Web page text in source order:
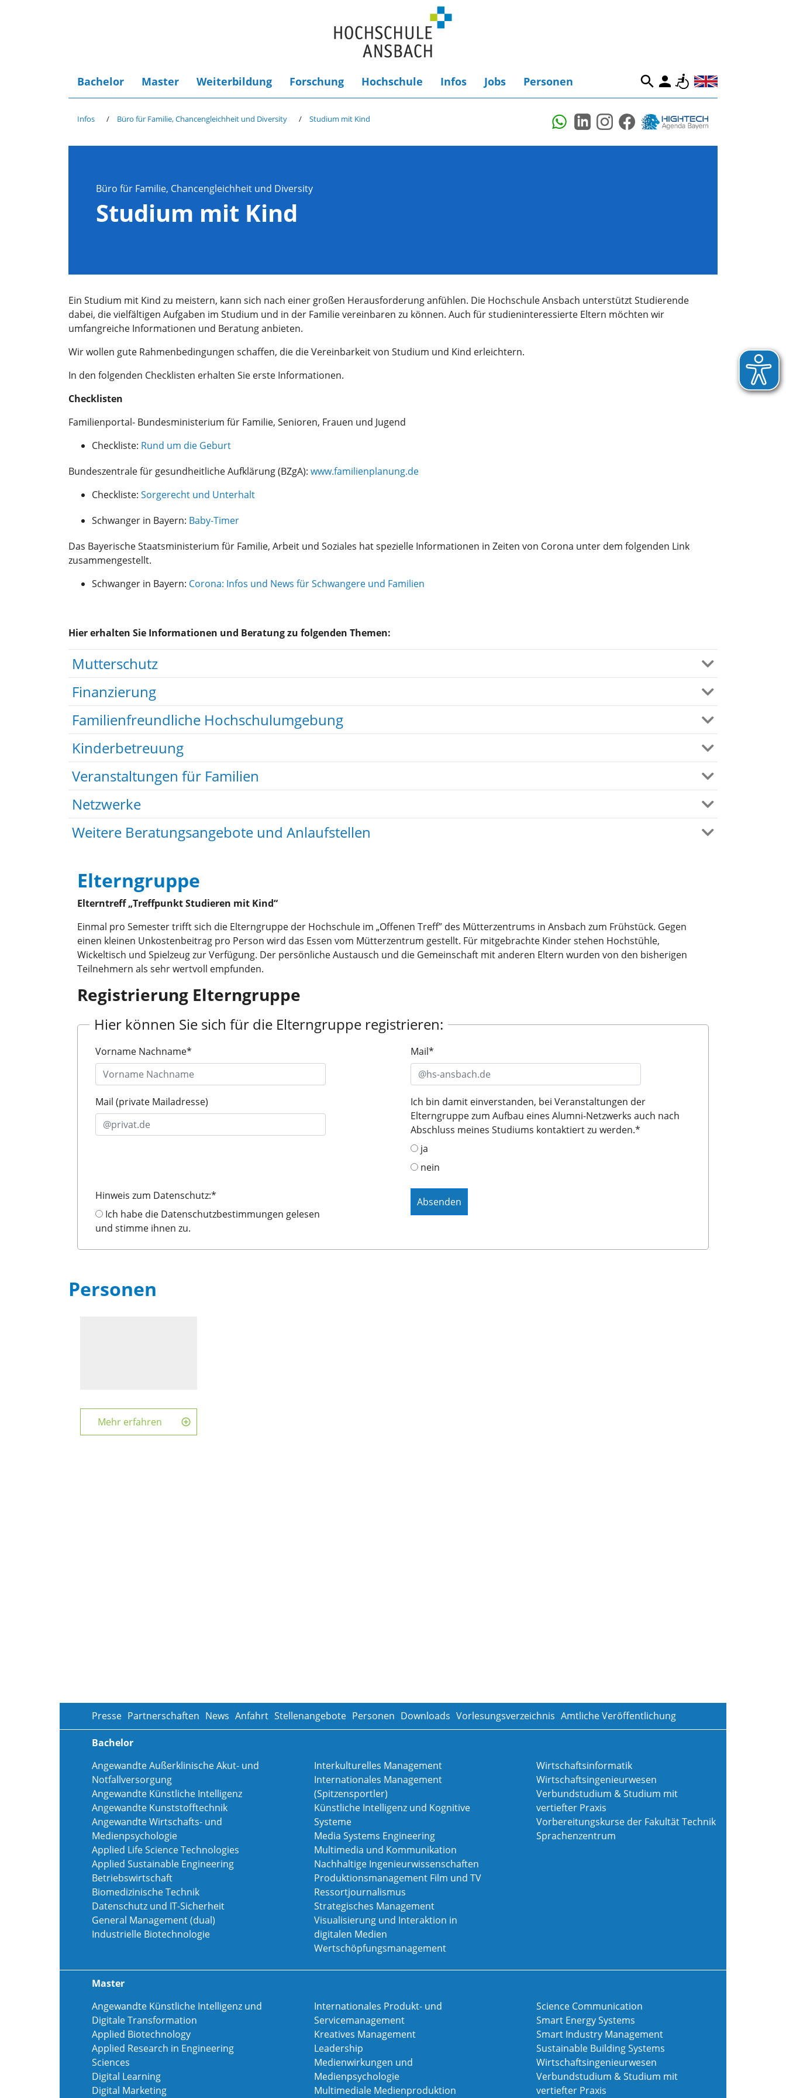
Bachelor Master Weiterbildung Forschung Hochschule Infos Jobs Personen
Infos Büro für Familie, Chancengleichheit und Diversity Studium mit Kind
Büro für Familie, Chancengleichheit und Diversity
Studium mit Kind
Ein Studium mit Kind zu meistern, kann sich nach einer großen Herausforderung anfühlen. Die Hochschule Ansbach unterstützt Studierende
dabei, die vielfältigen Aufgaben im Studium und in der Familie vereinbaren zu können. Auch für studieninteressierte Eltern möchten wir
umfangreiche Informationen und Beratung anbieten.
Wir wollen gute Rahmenbedingungen schaffen, die die Vereinbarkeit von Studium und Kind erleichtern.
In den folgenden Checklisten erhalten Sie erste Informationen.
Checklisten
Familienportal- Bundesministerium für Familie, Senioren, Frauen und Jugend
Checkliste: Rund um die Geburt
Bundeszentrale für gesundheitliche Aufklärung (BZgA): www.familienplanung.de
Checkliste: Sorgerecht und Unterhalt
Schwanger in Bayern: Baby-Timer
Das Bayerische Staatsministerium für Familie, Arbeit und Soziales hat spezielle Informationen in Zeiten von Corona unter dem folgenden Link
zusammengestellt.
Schwanger in Bayern: Corona: Infos und News für Schwangere und Familien
Hier erhalten Sie Informationen und Beratung zu folgenden Themen:
Mutterschutz
Finanzierung
Familienfreundliche Hochschulumgebung
Kinderbetreuung
Veranstaltungen für Familien
Netzwerke
Weitere Beratungsangebote und Anlaufstellen
Elterngruppe
Elterntreff „Treffpunkt Studieren mit Kind“
Einmal pro Semester trifft sich die Elterngruppe der Hochschule im „Offenen Treff” des Mütterzentrums in Ansbach zum Frühstück. Gegen
einen kleinen Unkostenbeitrag pro Person wird das Essen vom Mütterzentrum gestellt. Für mitgebrachte Kinder stehen Hochstühle,
Wickeltisch und Spielzeug zur Verfügung. Der persönliche Austausch und die Gemeinschaft mit anderen Eltern wurden von den bisherigen
Teilnehmern als sehr wertvoll empfunden.
Registrierung Elterngruppe
Hier können Sie sich für die Elterngruppe registrieren:
Vorname Nachname* Mail*
Mail (private Mailadresse)
Ich bin damit einverstanden, bei Veranstaltungen der
Elterngruppe zum Aufbau eines Alumni-Netzwerks auch nach
Abschluss meines Studiums kontaktiert zu werden.*
ja
nein
Hinweis zum Datenschutz:*
und stimme ihnen zu.
Personen
Mehr erfahren
Presse Partnerschaften News Anfahrt Stellenangebote Personen Downloads Vorlesungsverzeichnis Amtliche Veröffentlichung
Bachelor
Angewandte Außerklinische Akut- und
Notfallversorgung
Angewandte Künstliche Intelligenz
Angewandte Kunststofftechnik
Angewandte Wirtschafts- und
Medienpsychologie
Applied Life Science Technologies
Applied Sustainable Engineering
Betriebswirtschaft
Biomedizinische Technik
Datenschutz und IT-Sicherheit
General Management (dual)
Industrielle Biotechnologie
Interkulturelles Management
Internationales Management
(Spitzensportler)
Künstliche Intelligenz und Kognitive
Systeme
Media Systems Engineering
Multimedia und Kommunikation
Nachhaltige Ingenieurwissenschaften
Produktionsmanagement Film und TV
Ressortjournalismus
Strategisches Management
Visualisierung und Interaktion in
digitalen Medien
Wertschöpfungsmanagement
Wirtschaftsinformatik
Wirtschaftsingenieurwesen
Verbundstudium & Studium mit
vertiefter Praxis
Vorbereitungskurse der Fakultät Technik
Sprachenzentrum
Master
Angewandte Künstliche Intelligenz und
Digitale Transformation
Applied Biotechnology
Applied Research in Engineering
Sciences
Digital Learning
Digital Marketing
Internationales Produkt- und
Servicemanagement
Kreatives Management
Leadership
Medienwirkungen und
Medienpsychologie
Multimediale Medienproduktion
Science Communication
Smart Energy Systems
Smart Industry Management
Sustainable Building Systems
Wirtschaftsingenieurwesen
Verbundstudium & Studium mit
vertiefter Praxis